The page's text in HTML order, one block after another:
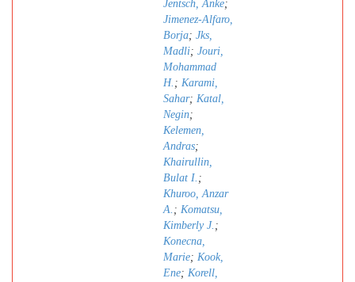
Jentsch, Anke;
Jimenez-Alfaro,
Borja; Jks,
Madli; Jouri,
Mohammad
H. ; Karami,
Sahar; Katal,
Negin;
Kelemen,
Andras;
Khairullin,
Bulat I. ;
Khuroo, Anzar
A. ; Komatsu,
Kimberly J. ;
Konecna,
Marie; Kook,
Ene; Korell,